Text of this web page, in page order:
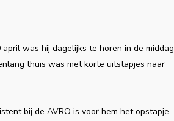
was hij dagelijks te horen in de middag
thuis was met korte uitstapjes naar
bij de AVRO is voor hem het opstapje